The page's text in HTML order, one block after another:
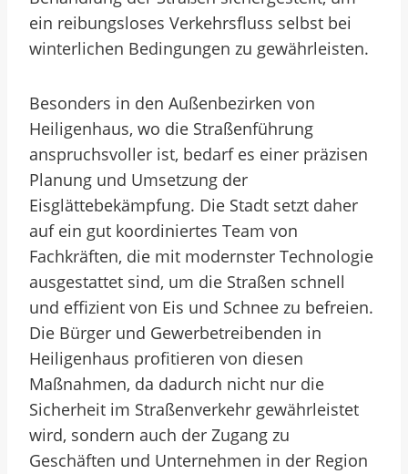
ein reibungsloses Verkehrsfluss selbst bei
winterlichen Bedingungen zu gewährleisten.
Besonders in den Außenbezirken von
Heiligenhaus, wo die Straßenführung
anspruchsvoller ist, bedarf es einer präzisen
Planung und Umsetzung der
Eisglättebekämpfung. Die Stadt setzt daher
auf ein gut koordiniertes Team von
Fachkräften, die mit modernster Technologie
ausgestattet sind, um die Straßen schnell
und effizient von Eis und Schnee zu befreien.
Die Bürger und Gewerbetreibenden in
Heiligenhaus profitieren von diesen
Maßnahmen, da dadurch nicht nur die
Sicherheit im Straßenverkehr gewährleistet
wird, sondern auch der Zugang zu
Geschäften und Unternehmen in der Region